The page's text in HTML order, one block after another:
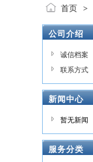
首页 >
公司介绍
诚信档案
联系方式
新闻中心
暂无新闻
服务分类